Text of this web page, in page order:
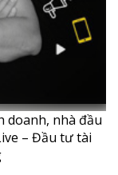
doanh, nhà đầu
– Đầu tư tài